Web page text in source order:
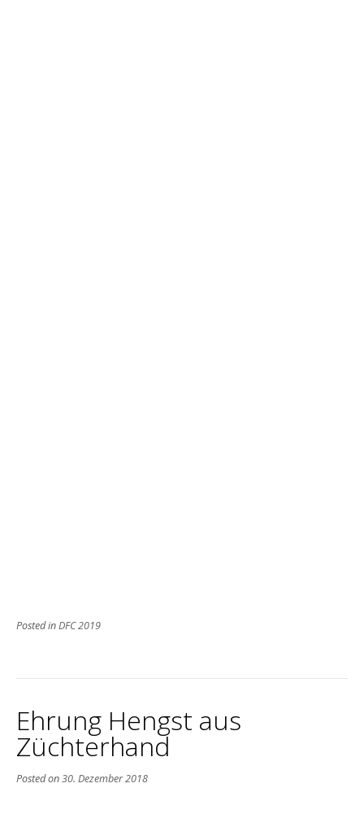
Posted inDFC 2019
Ehrung Hengst aus
Züchterhand
Posted on30. Dezember 2018